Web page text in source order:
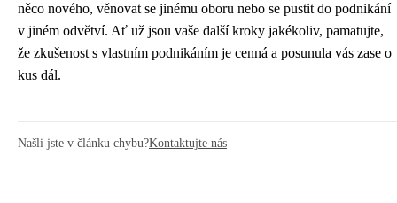
něco nového, věnovat se jinému oboru nebo se pustit do podnikání
v jiném odvětví. Ať už jsou vaše další kroky jakékoliv, pamatujte,
že zkušenost s vlastním podnikáním je cenná a posunula vás zase o
kus dál.
Našli jste v článku chybu?Kontaktujte nás